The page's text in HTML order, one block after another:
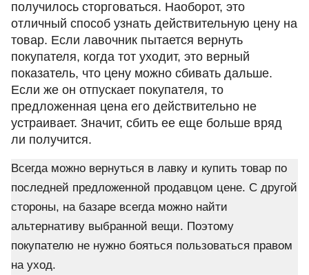
получилось сторговаться. Наоборот, это
отличный способ узнать действительную цену на
товар. Если лавочник пытается вернуть
покупателя, когда тот уходит, это верный
показатель, что цену можно сбивать дальше.
Если же он отпускает покупателя, то
предложенная цена его действительно не
устраивает. Значит, сбить ее еще больше вряд
ли получится.
Всегда можно вернуться в лавку и купить товар по
последней предложенной продавцом цене. С другой
стороны, на базаре всегда можно найти
альтернативу выбранной вещи. Поэтому
покупателю не нужно бояться пользоваться правом
на уход.